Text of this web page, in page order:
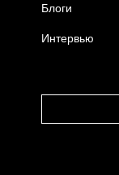
Блоги
Интервью